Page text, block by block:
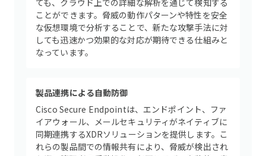
ても、クラウド上での詳細な解析を通じて検知する
ことができます。脅威の動作パターンや特性を安全
な仮想環境で分析することで、新たな攻撃手法に対
しても迅速かつ効果的な対応が期待できる仕組みと
なっています。
製品連携による自動防御
Cisco Secure Endpointは、エンドポイント、ファ
イアウォール、メールセキュリティがネイティブに
同期連携するXDRソリューションを提供します。こ
れらの製品間での情報共有により、脅威が検出され